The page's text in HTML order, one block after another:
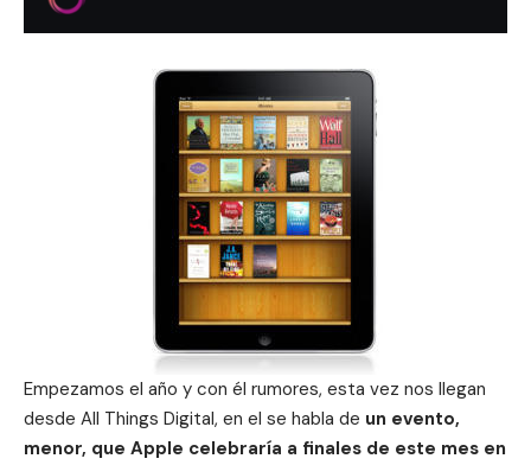
Empezamos el año y con él rumores, esta vez nos llegan
desde All Things Digital, en el se habla de un evento,
menor, que Apple celebraría a finales de este mes en